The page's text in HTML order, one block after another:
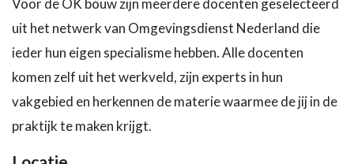
Voor de OK bouw zijn meerdere docenten geselecteerd
uit het netwerk van Omgevingsdienst Nederland die
ieder hun eigen specialisme hebben. Alle docenten
komen zelf uit het werkveld, zijn experts in hun
vakgebied en herkennen de materie waarmee de jij in de
praktijk te maken krijgt.